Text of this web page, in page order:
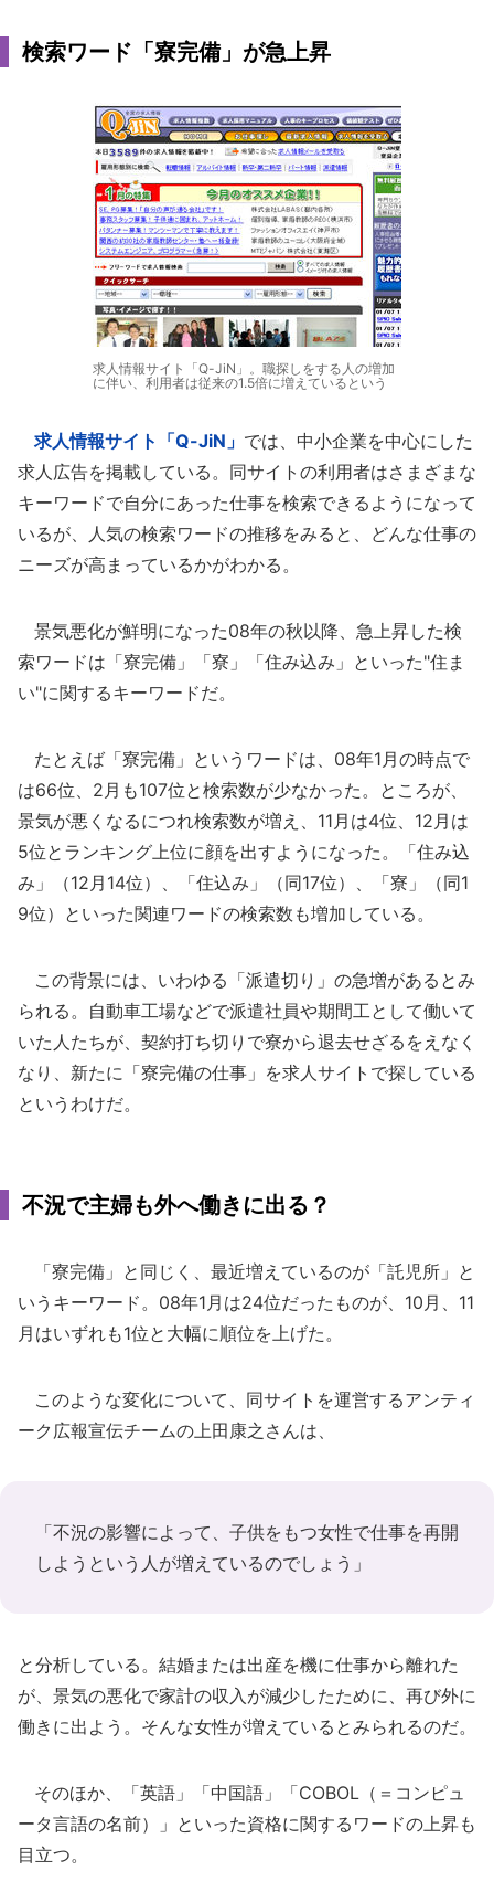
検索ワード「寮完備」が急上昇
求人情報サイト「Q-JiN」。職探しをする人の増加
に伴い、利用者は従来の1.5倍に増えているという
求人情報サイト「Q-JiN」 では、中小企業を中心にした
求人広告を掲載している。同サイトの利用者はさまざまな
キーワードで自分にあった仕事を検索できるようになって
いるが、人気の検索ワードの推移をみると、どんな仕事の
ニーズが高まっているかがわかる。
景気悪化が鮮明になった08年の秋以降、急上昇した検
索ワードは「寮完備」「寮」「住み込み」といった"住ま
い"に関するキーワードだ。
たとえば「寮完備」というワードは、08年1月の時点で
は66位、2月も107位と検索数が少なかった。ところが、
景気が悪くなるにつれ検索数が増え、11月は4位、12月は
5位とランキング上位に顔を出すようになった。「住み込
み」（12月14位）、「住込み」（同17位）、「寮」（同1
9位）といった関連ワードの検索数も増加している。
この背景には、いわゆる「派遣切り」の急増があるとみ
られる。自動車工場などで派遣社員や期間工として働いて
いた人たちが、契約打ち切りで寮から退去せざるをえなく
なり、新たに「寮完備の仕事」を求人サイトで探している
というわけだ。
不況で主婦も外へ働きに出る？
「寮完備」と同じく、最近増えているのが「託児所」と
いうキーワード。08年1月は24位だったものが、10月、11
月はいずれも1位と大幅に順位を上げた。
このような変化について、同サイトを運営するアンティ
ーク広報宣伝チームの上田康之さんは、
「不況の影響によって、子供をもつ女性で仕事を再開
しようという人が増えているのでしょう」
と分析している。結婚または出産を機に仕事から離れた
が、景気の悪化で家計の収入が減少したために、再び外に
働きに出よう。そんな女性が増えているとみられるのだ。
そのほか、「英語」「中国語」「COBOL（＝コンピュ
ータ言語の名前）」といった資格に関するワードの上昇も
目立つ。